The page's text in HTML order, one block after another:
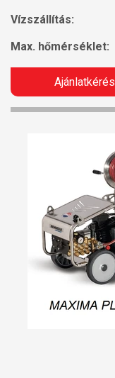
Vízszállítás:
Max. hőmérséklet:
Ajánlatkérés